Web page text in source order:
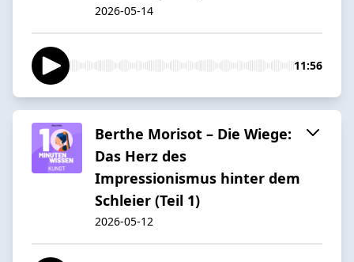
2026-05-14
11:56
Berthe Morisot – Die Wiege:
Das Herz des
Impressionismus hinter dem
Schleier (Teil 1)
2026-05-12